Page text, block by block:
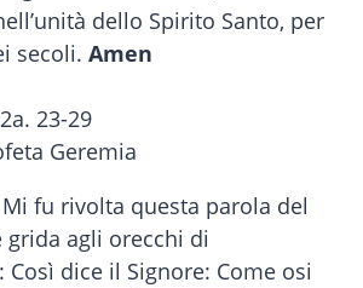
dello Spirito Santo, per
secoli. Amen
23-29
Geremia
fu rivolta questa parola del
grida agli orecchi di
Così dice il Signore: Come osi